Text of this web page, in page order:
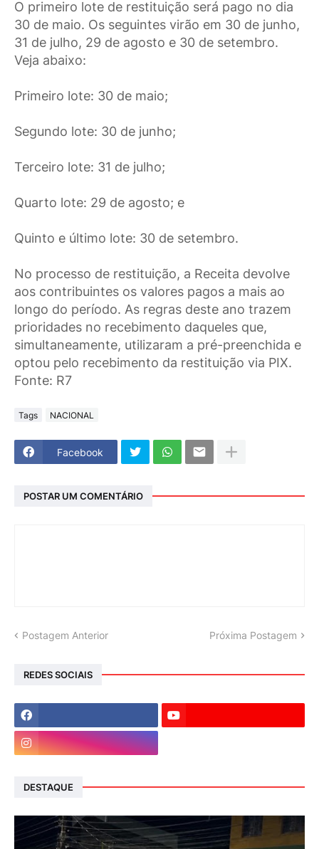
O primeiro lote de restituição será pago no dia
30 de maio. Os seguintes virão em 30 de junho,
31 de julho, 29 de agosto e 30 de setembro.
Veja abaixo:
Primeiro lote: 30 de maio;
Segundo lote: 30 de junho;
Terceiro lote: 31 de julho;
Quarto lote: 29 de agosto; e
Quinto e último lote: 30 de setembro.
No processo de restituição, a Receita devolve
aos contribuintes os valores pagos a mais ao
longo do período. As regras deste ano trazem
prioridades no recebimento daqueles que,
simultaneamente, utilizaram a pré-preenchida e
optou pelo recebimento da restituição via PIX.
Fonte: R7
Tags NACIONAL
Facebook
POSTAR UM COMENTÁRIO
Postagem Anterior Próxima Postagem
REDES SOCIAIS
DESTAQUE